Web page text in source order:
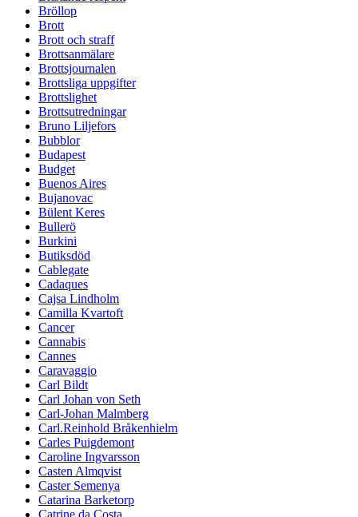
Bröllop
Brott
Brott och straff
Brottsanmälare
Brottsjournalen
Brottsliga uppgifter
Brottslighet
Brottsutredningar
Bruno Liljefors
Bubblor
Budapest
Budget
Buenos Aires
Bujanovac
Bülent Keres
Bullerö
Burkini
Butiksdöd
Cablegate
Cadaques
Cajsa Lindholm
Camilla Kvartoft
Cancer
Cannabis
Cannes
Caravaggio
Carl Bildt
Carl Johan von Seth
Carl-Johan Malmberg
Carl.Reinhold Bråkenhielm
Carles Puigdemont
Caroline Ingvarsson
Casten Almqvist
Caster Semenya
Catarina Barketorp
Catrine da Costa